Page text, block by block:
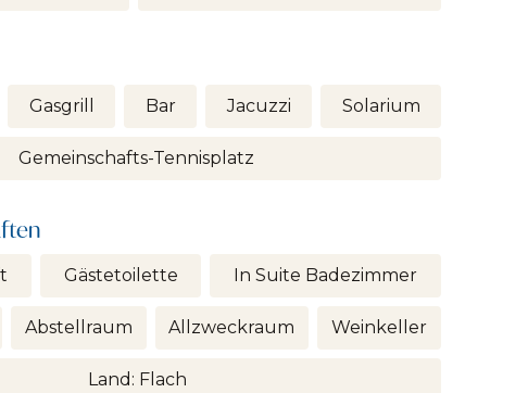
Gasgrill Bar Jacuzzi Solarium
Gemeinschafts-Tennisplatz
Gästetoilette In Suite Badezimmer
Abstellraum Allzweckraum Weinkeller
Land: Flach